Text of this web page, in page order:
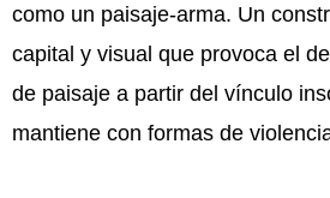
como un paisaje-arma. Un
capital y visual que provoca el
de paisaje a partir del vínculo
mantiene con formas de